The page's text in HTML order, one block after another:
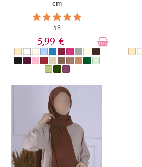
cm
48
5,99 €
EN STOCK